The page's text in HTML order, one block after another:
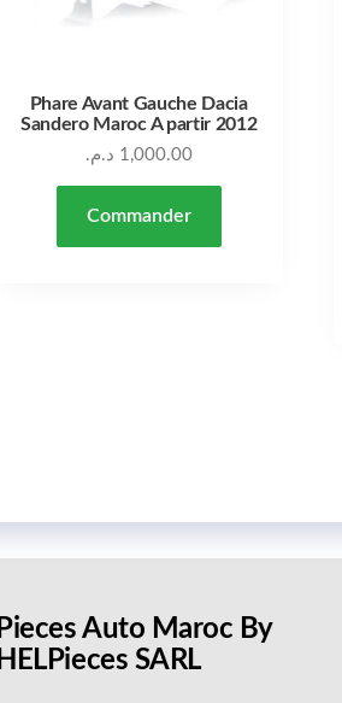
Phare Avant Gauche Dacia
Sandero Maroc A partir 2012
1,000.00 د.م.
Commander
Pieces Auto Maroc By
HELPieces SARL